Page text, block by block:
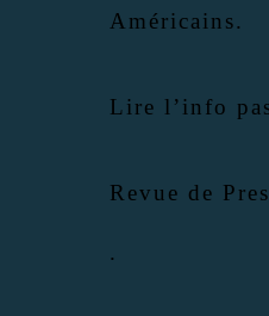
Américains.
Lire l’info
Revue de
.